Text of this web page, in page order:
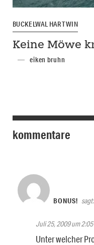
BUCKELWAL HARTWIN
Keine Möwe
eiken bruhn
kommentare
BONUS! sagt:
Juli 25, 2009 um 2:05
Unter welcher